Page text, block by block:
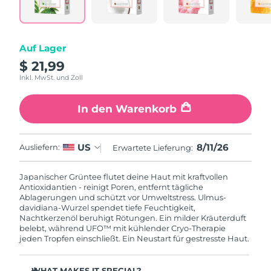
Auf Lager
$ 21,99
Inkl. MwSt. und Zoll
In den Warenkorb
Ausliefern: US Erwartete Lieferung: 8/11/26
Japanischer Grüntee flutet deine Haut mit kraftvollen
Antioxidantien - reinigt Poren, entfernt tägliche
Ablagerungen und schützt vor Umweltstress. Ulmus-
davidiana-Wurzel spendet tiefe Feuchtigkeit,
Nachtkerzenöl beruhigt Rötungen. Ein milder Kräuterduft
belebt, während UFO™ mit kühlender Cryo-Therapie
jeden Tropfen einschließt. Ein Neustart für gestresste Haut.
Litauen Erwartete Lieferung 8/10/26
Sonderverwaltungsregion
Macau
Malaysia Erwartete Lieferung 8/13/26
Malta Erwartete Lieferung8/10/26
Mexiko Erwartete Lieferung8/14/26
Monaco Erwartete Lieferung
Niederlande Erwartete Lieferung8/10/26